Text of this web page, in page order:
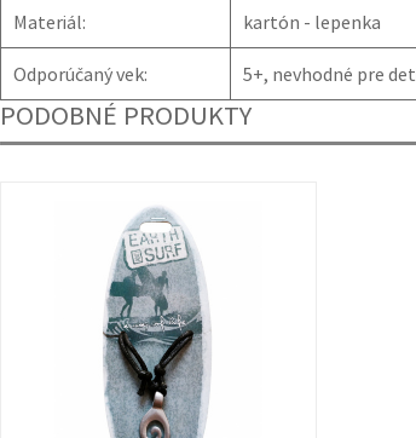
Materiál: kartón - lepenka
Odporúčaný vek: 5+, nevhodné pre
PODOBNÉ PRODUKTY